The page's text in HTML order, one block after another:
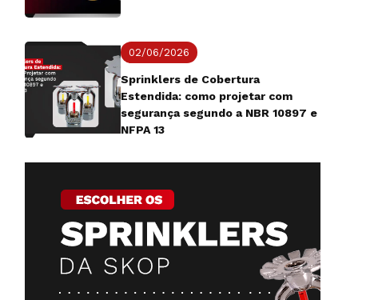
02/06/2026
Sprinklers de Cobertura
Estendida: como projetar com
segurança segundo a NBR 10897 e
NFPA 13